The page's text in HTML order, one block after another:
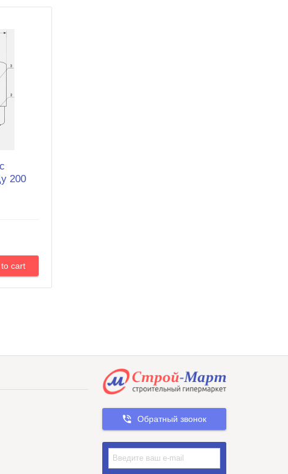
200
Обратный звонок